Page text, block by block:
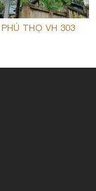
THỌ VH 303